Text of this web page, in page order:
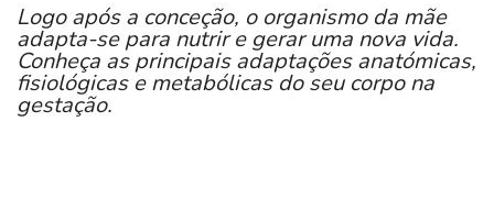
Logo após a conceção, o organismo da mãe
adapta-se para nutrir e gerar uma nova vida.
Conheça as principais adaptações anatómicas,
fisiológicas e metabólicas do seu corpo na
gestação.